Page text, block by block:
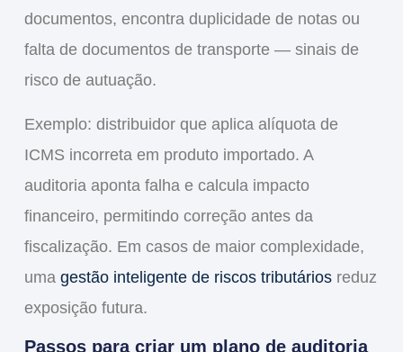
documentos, encontra duplicidade de notas ou
falta de documentos de transporte — sinais de
risco de autuação.
Exemplo: distribuidor que aplica alíquota de
ICMS incorreta em produto importado. A
auditoria aponta falha e calcula impacto
financeiro, permitindo correção antes da
fiscalização. Em casos de maior complexidade,
uma gestão inteligente de riscos tributáriosreduz
exposição futura.
Passos para criar um plano de auditoria